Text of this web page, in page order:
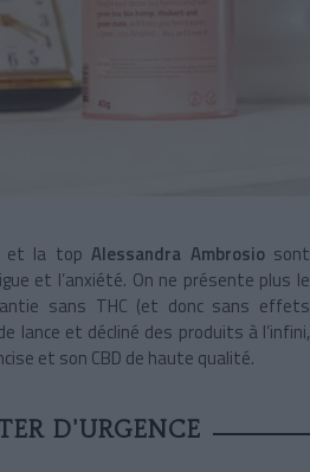
et la top Alessandra Ambrosiosont
et l’anxiété. On ne présente plus le
sans THC (et donc sans effets
lance et décliné des produits à l’infini,
et son CBD de haute qualité.
D'URGENCE